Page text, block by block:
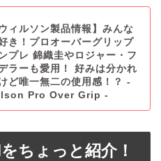
ウィルソン製品情報】みんな
き！プロオーバーグリップ
プレ 錦織圭やロジャー・フ
ラーも愛用！ 好みは分かれ
ど唯一無二の使用感！？ -
Pro Over Grip -
ちょっと紹介！